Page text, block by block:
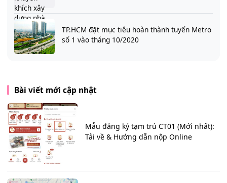
TP.HCM đặt mục tiêu hoàn thành tuyến Metro
số 1 vào tháng 10/2020
Bài viết mới cập nhật
Mẫu đăng ký tạm trú CT01 (Mới nhất):
Tải về & Hướng dẫn nộp Online